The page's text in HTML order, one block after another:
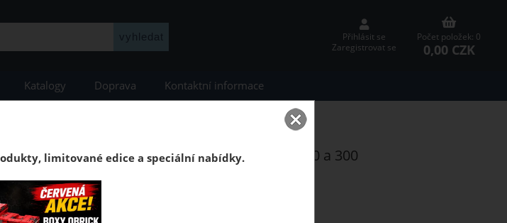
Přihlásit se
Zaregistrovat se
Počet položek: 0
0,00 CZK
Katalogy Doprava Kontaktní informace
System PRO Toolbox, Toolcase, PRO 100,200 a 300
PRO 100,200 a 300
limitované edice a speciální nabídky.